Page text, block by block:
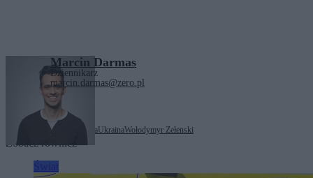
Marcin Darmas
Dziennikarz
marcin.darmas@zero.pl
Tagi: Donald Trump RosjaUkrainaWołodymyr Zełenski
Zobacz również